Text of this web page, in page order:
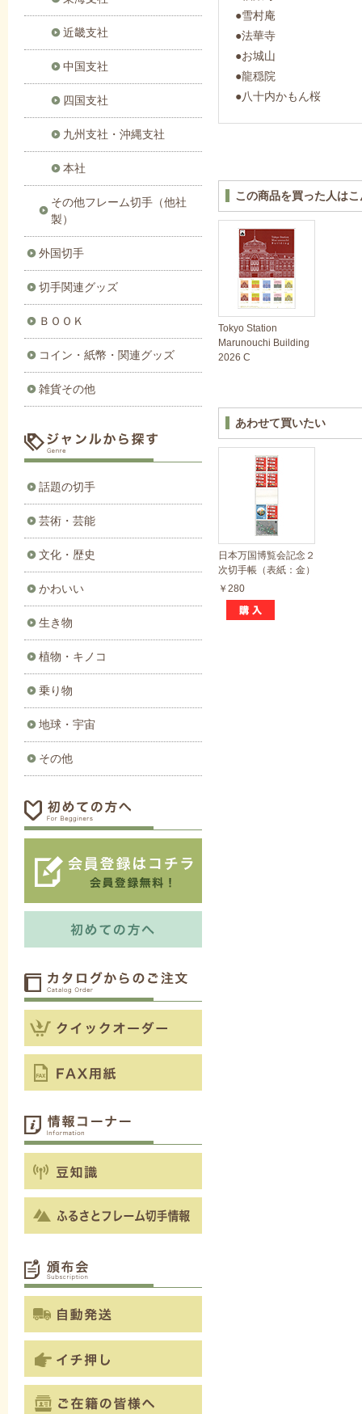
●雪村庵
●法華寺
●お城山
●龍穏院
●八十内かもん桜
この商品を買った人は
Tokyo Station
Marunouchi Building
2026 C
あわせて買いたい
日本万国博覧会記念２
次切手帳（表紙：金）
￥280
近畿支社
中国支社
四国支社
九州支社・沖縄支社
本社
その他フレーム切手（他社
製）
外国切手
切手関連グッズ
ＢＯＯＫ
コイン・紙幣・関連グッズ
雑貨その他
話題の切手
芸術・芸能
文化・歴史
かわいい
生き物
植物・キノコ
乗り物
地球・宇宙
その他